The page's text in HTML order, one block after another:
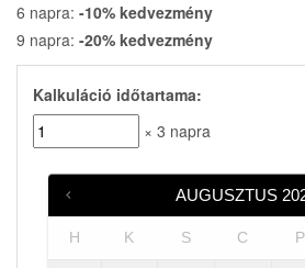
6 napra: -10% kedvezmény
9 napra: -20% kedvezmény
Kalkuláció időtartama:
× 3 napra
AUGUSZTUS
H K S C P